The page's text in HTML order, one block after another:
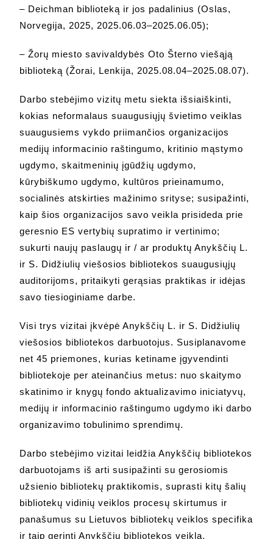
– Deichman biblioteką ir jos padalinius (Oslas,
Norvegija, 2025, 2025.06.03–2025.06.05);
– Žorų miesto savivaldybės Oto Šterno viešąją
biblioteką (Žorai, Lenkija, 2025.08.04–2025.08.07).
Darbo stebėjimo vizitų metu siekta išsiaiškinti,
kokias neformalaus suaugusiųjų švietimo veiklas
suaugusiems vykdo priimančios organizacijos
medijų informacinio raštingumo, kritinio mąstymo
ugdymo, skaitmeninių įgūdžių ugdymo,
kūrybiškumo ugdymo, kultūros prieinamumo,
socialinės atskirties mažinimo srityse; susipažinti,
kaip šios organizacijos savo veikla prisideda prie
geresnio ES vertybių supratimo ir vertinimo;
sukurti naujų paslaugų ir / ar produktų Anykščių L.
ir S. Didžiulių viešosios bibliotekos suaugusiųjų
auditorijoms, pritaikyti gerąsias praktikas ir idėjas
savo tiesioginiame darbe.
Visi trys vizitai įkvėpė Anykščių L. ir S. Didžiulių
viešosios bibliotekos darbuotojus. Susiplanavome
net 45 priemones, kurias ketiname įgyvendinti
bibliotekoje per ateinančius metus: nuo skaitymo
skatinimo ir knygų fondo aktualizavimo iniciatyvų,
medijų ir informacinio raštingumo ugdymo iki darbo
organizavimo tobulinimo sprendimų.
Darbo stebėjimo vizitai leidžia Anykščių bibliotekos
darbuotojams iš arti susipažinti su gerosiomis
užsienio bibliotekų praktikomis, suprasti kitų šalių
bibliotekų vidinių veiklos procesų skirtumus ir
panašumus su Lietuvos bibliotekų veiklos specifika
ir taip gerinti Anykščių bibliotekos veiklą.